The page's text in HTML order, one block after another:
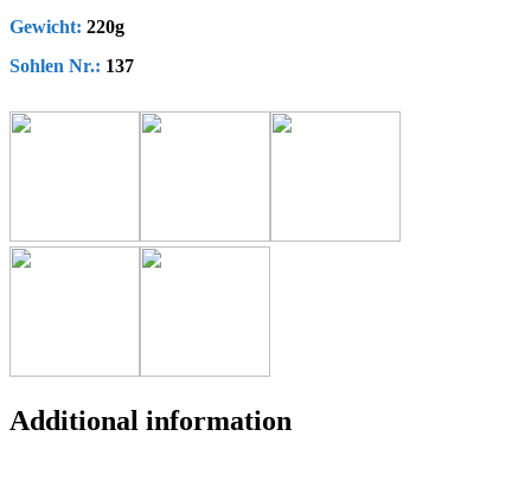
Gewicht: 220g
Sohlen Nr.: 137
Additional information